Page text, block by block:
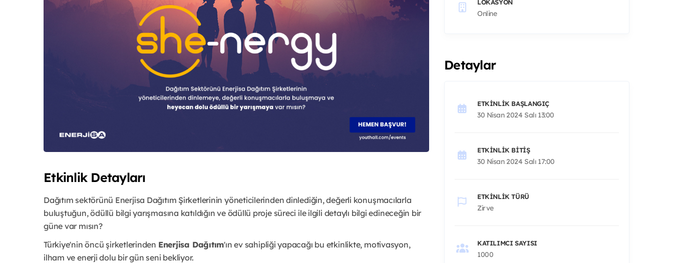
Etkinlik Detayları
Dağıtım sektörünü Enerjisa Dağıtım Şirketlerinin yöneticilerinden dinlediğin, değerli konuşmacılarla
buluştuğun, ödüllü bilgi yarışmasına katıldığın ve ödüllü proje süreci ile ilgili detaylı bilgi edineceğin bir
güne var mısın?
Türkiye'nin öncü şirketlerinden Enerjisa Dağıtım'ın ev sahipliği yapacağı bu etkinlikte, motivasyon,
ilham ve enerji dolu bir gün seni bekliyor.
LOKASYON
Online
Detaylar
ETKINLIK BAŞLANGIÇ
30 Nisan 2024 Salı 13:00
ETKINLIK BITIŞ
30 Nisan 2024 Salı 17:00
ETKINLIK TÜRÜ
Zirve
KATILIMCI SAYISI
1000